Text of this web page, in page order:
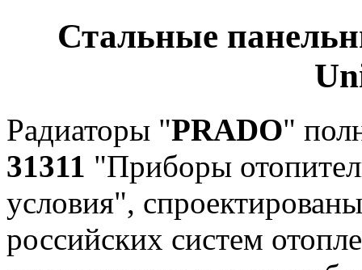
Стальные
Радиаторы "PRADO"
31311 "Приборы
условия",
российских систем